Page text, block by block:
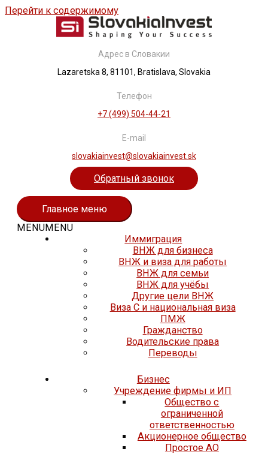
Перейти к содержимому
Адрес в Словакии
Lazaretska 8, 81101, Bratislava, Slovakia
Телефон
+7 (499) 504-44-21
E-mail
slovakiainvest@slovakiainvest.sk
Обратный звонок
Главное меню
MENUMENU
Иммиграция
ВНЖ для бизнеса
ВНЖ и виза для работы
ВНЖ для семьи
ВНЖ для учёбы
Другие цели ВНЖ
Виза C и национальная виза
ПМЖ
Гражданство
Водительские права
Переводы
Бизнес
Учреждение фирмы и ИП
Общество с
ограниченной
ответственностью
Акционерное общество
Простое АО